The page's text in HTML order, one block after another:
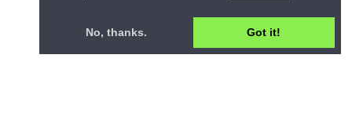
No, thanks. Got it!